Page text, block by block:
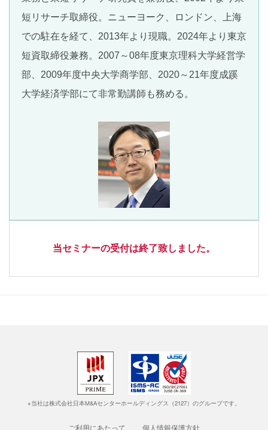
短リサーチ取締役。ニューヨーク、ロンドン、上海
での駐在を経て、2013年より現職。2024年より東京
短資取締役兼務。2007～08年度東京理科大学経営学
部、2009年度中央大学商学部、2020～21年度成蹊
大学経済学部にて非常勤講師も務める。
当セミナーの受付は終了致しました。
※当社は株式会社日本M&Aセンターホールディングス（2127）のグループです。
ご利用にあたって 個人情報保護方針